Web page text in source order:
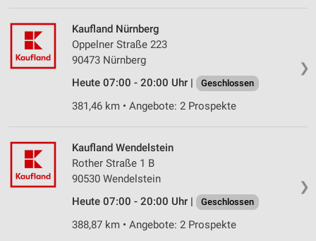
❯
Kaufland Nürnberg
Oppelner Straße 223
90473 Nürnberg
Heute 07:00 - 20:00 Uhr |
Geschlossen
381,46 km • Angebote: 2 Prospekte
❯
Kaufland Wendelstein
Rother Straße 1 B
90530 Wendelstein
Heute 07:00 - 20:00 Uhr |
Geschlossen
388,87 km • Angebote: 2 Prospekte